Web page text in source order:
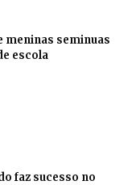
meninas seminuas
escola
faz sucesso no